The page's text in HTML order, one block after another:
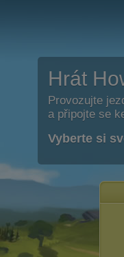
Hrát
Provozujte
a připojte se
Vyberte si